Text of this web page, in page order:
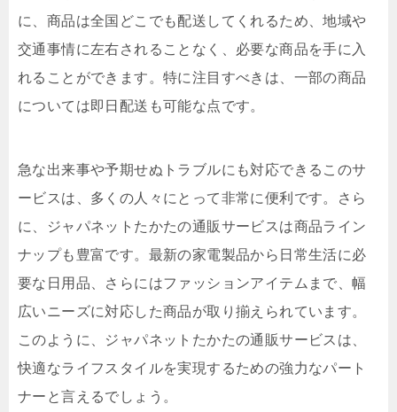
に、商品は全国どこでも配送してくれるため、地域や
交通事情に左右されることなく、必要な商品を手に入
れることができます。特に注目すべきは、一部の商品
については即日配送も可能な点です。
急な出来事や予期せぬトラブルにも対応できるこのサ
ービスは、多くの人々にとって非常に便利です。さら
に、ジャパネットたかたの通販サービスは商品ライン
ナップも豊富です。最新の家電製品から日常生活に必
要な日用品、さらにはファッションアイテムまで、幅
広いニーズに対応した商品が取り揃えられています。
このように、ジャパネットたかたの通販サービスは、
快適なライフスタイルを実現するための強力なパート
ナーと言えるでしょう。